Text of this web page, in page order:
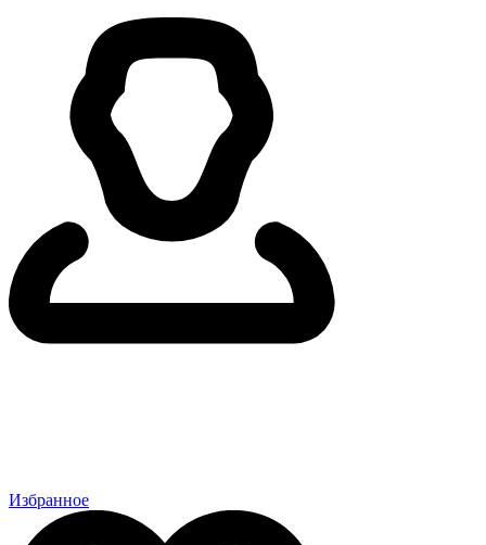
Избранное